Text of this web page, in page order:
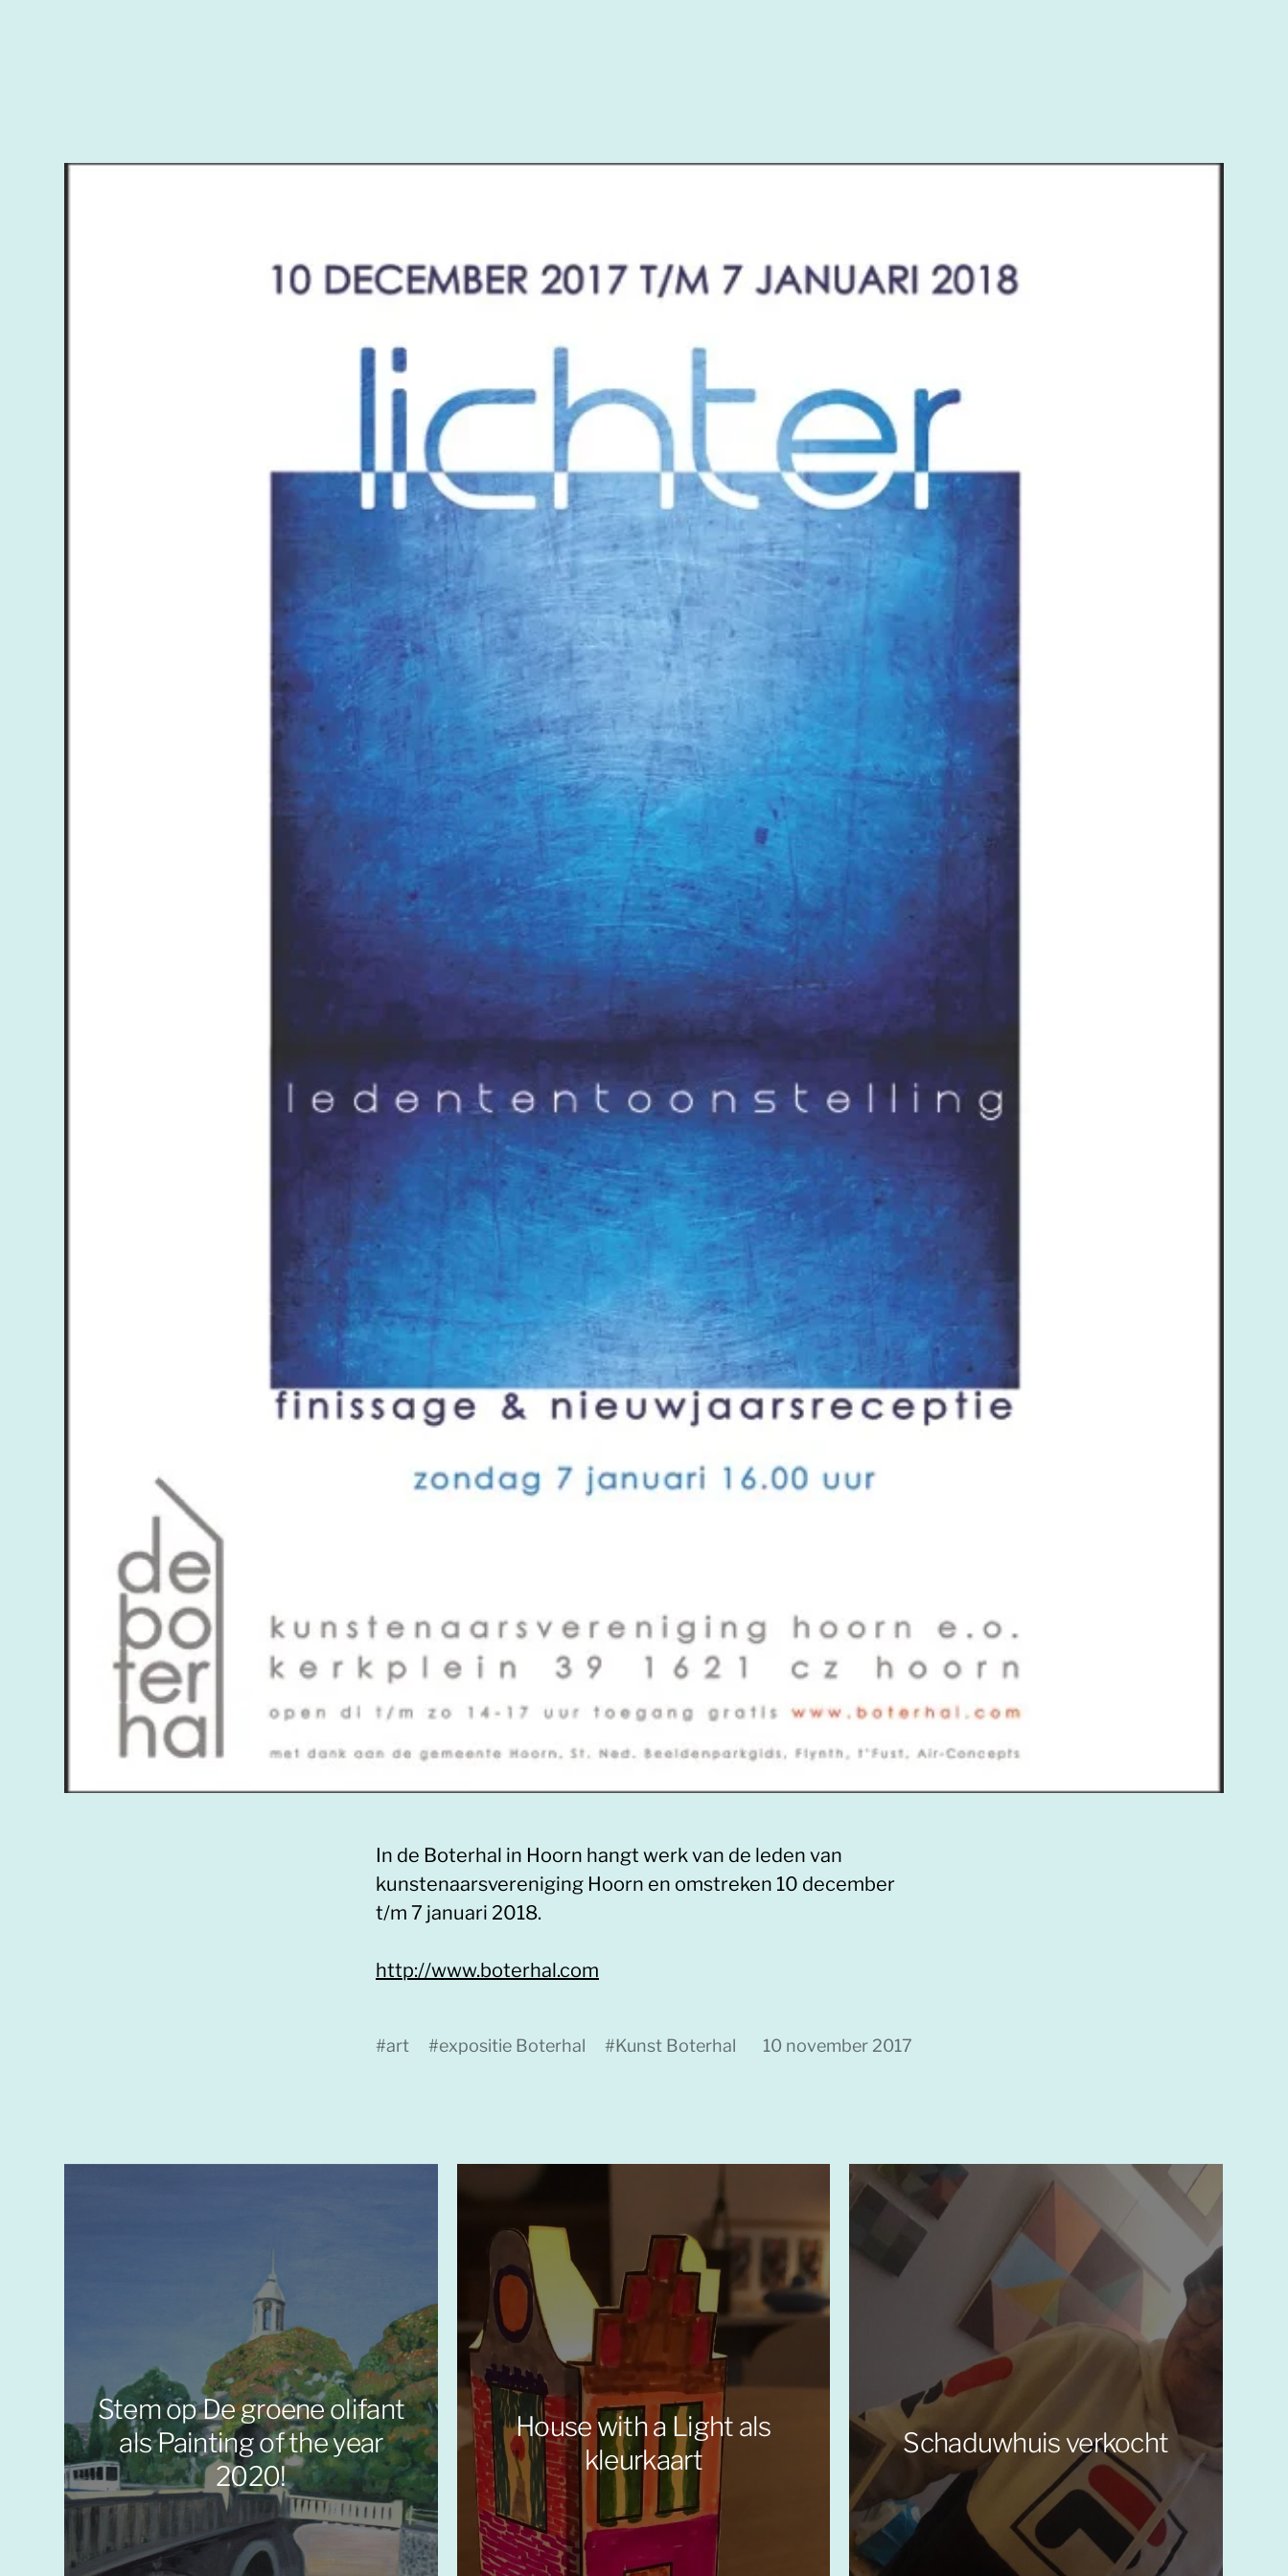
In de Boterhal in Hoorn hangt werk van de leden van
kunstenaarsvereniging Hoorn en omstreken 10 december
t/m 7 januari 2018.
http://www.boterhal.com
#art #expositie Boterhal #Kunst Boterhal 10 november 2017
Stem op De groene olifant
als Painting of the year
2020!
House with a Light als
kleurkaart
Schaduwhuis verkocht